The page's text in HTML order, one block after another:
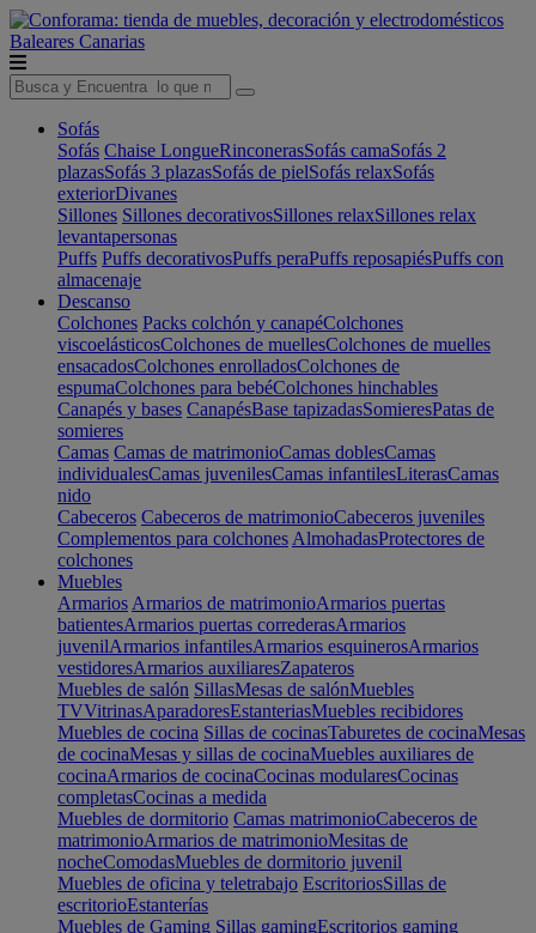
Baleares Canarias
Sofás
Sofás Chaise LongueRinconerasSofás camaSofás 2
plazasSofás 3 plazasSofás de pielSofás relaxSofás
exteriorDivanes
Sillones Sillones decorativosSillones relaxSillones relax
levantapersonas
Puffs Puffs decorativosPuffs peraPuffs reposapiésPuffs con
almacenaje
Descanso
Colchones Packs colchón y canapéColchones
viscoelásticosColchones de muellesColchones de muelles
ensacadosColchones enrolladosColchones de
espumaColchones para bebéColchones hinchables
Canapés y bases CanapésBase tapizadasSomieresPatas de
somieres
Camas Camas de matrimonioCamas doblesCamas
individualesCamas juvenilesCamas infantilesLiterasCamas
nido
Cabeceros Cabeceros de matrimonioCabeceros juveniles
Complementos para colchones AlmohadasProtectores de
colchones
Muebles
Armarios Armarios de matrimonioArmarios puertas
batientesArmarios puertas correderasArmarios
juvenilArmarios infantilesArmarios esquinerosArmarios
vestidoresArmarios auxiliaresZapateros
Muebles de salón SillasMesas de salónMuebles
TVVitrinasAparadoresEstanteriasMuebles recibidores
Muebles de cocina Sillas de cocinasTaburetes de cocinaMesas
de cocinaMesas y sillas de cocinaMuebles auxiliares de
cocinaArmarios de cocinaCocinas modularesCocinas
completasCocinas a medida
Muebles de dormitorio Camas matrimonioCabeceros de
matrimonioArmarios de matrimonioMesitas de
nocheComodasMuebles de dormitorio juvenil
Muebles de oficina y teletrabajo EscritoriosSillas de
escritorioEstanterías
Muebles de Gaming Sillas gamingEscritorios gaming